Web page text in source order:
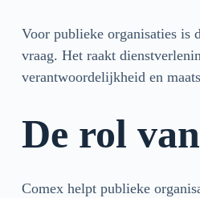
Voor publieke organisaties is
vraag. Het raakt
verantwoordelijkheid en
De rol
Comex helpt publieke